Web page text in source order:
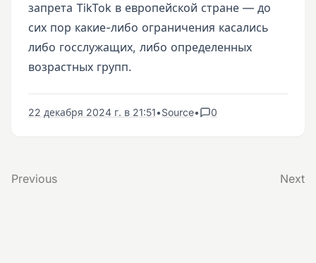
запрета TikTok в европейской стране — до
сих пор какие-либо ограничения касались
либо госслужащих, либо определенных
возрастных групп.
22 декабря 2024 г. в 21:51•Source• 0
Previous Next